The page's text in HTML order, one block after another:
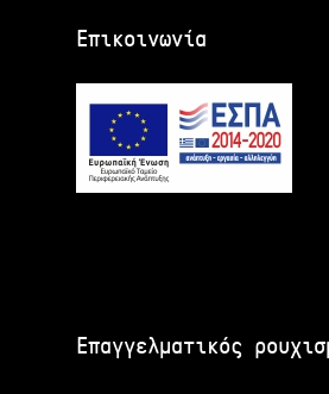
Επικοινωνία
Επαγγελματικός